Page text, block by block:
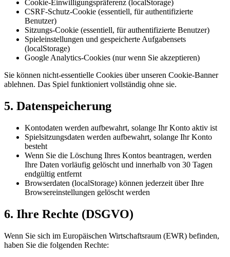
Cookie-Einwilligungspräferenz (localStorage)
CSRF-Schutz-Cookie (essentiell, für authentifizierte
Benutzer)
Sitzungs-Cookie (essentiell, für authentifizierte Benutzer)
Spieleinstellungen und gespeicherte Aufgabensets
(localStorage)
Google Analytics-Cookies (nur wenn Sie akzeptieren)
Sie können nicht-essentielle Cookies über unseren Cookie-Banner
ablehnen. Das Spiel funktioniert vollständig ohne sie.
5. Datenspeicherung
Kontodaten werden aufbewahrt, solange Ihr Konto aktiv ist
Spielsitzungsdaten werden aufbewahrt, solange Ihr Konto
besteht
Wenn Sie die Löschung Ihres Kontos beantragen, werden
Ihre Daten vorläufig gelöscht und innerhalb von 30 Tagen
endgültig entfernt
Browserdaten (localStorage) können jederzeit über Ihre
Browsereinstellungen gelöscht werden
6. Ihre Rechte (DSGVO)
Wenn Sie sich im Europäischen Wirtschaftsraum (EWR) befinden,
haben Sie die folgenden Rechte: